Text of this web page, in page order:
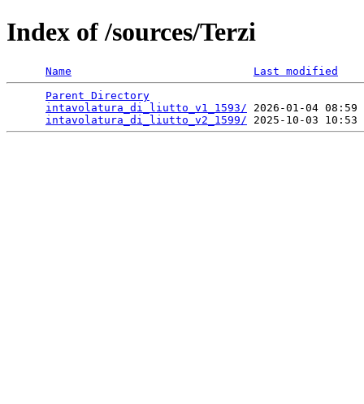
Index of /sources/Terzi
Name
Last modified
Parent Directory
intavolatura_di_liutto_v1_1593/ 2026-01-04
intavolatura_di_liutto_v2_1599/